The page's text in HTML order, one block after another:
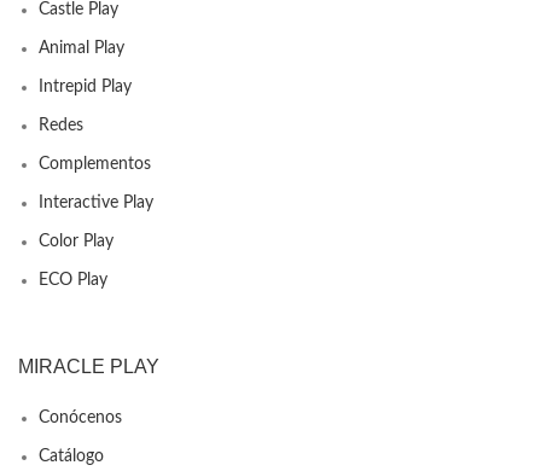
Castle Play
Animal Play
Intrepid Play
Redes
Complementos
Interactive Play
Color Play
ECO Play
MIRACLE PLAY
Conócenos
Catálogo